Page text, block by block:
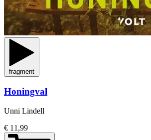
fragment
Honingval
Unni Lindell
€ 11,99